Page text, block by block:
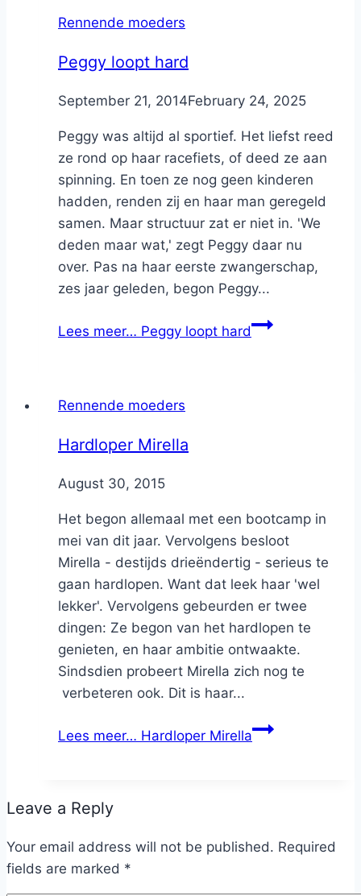
Rennende moeders
Peggy loopt hard
ByNicole
September 21, 2014February 24, 2025
Peggy was altijd al sportief. Het liefst reed
ze rond op haar racefiets, of deed ze aan
spinning. En toen ze nog geen kinderen
hadden, renden zij en haar man geregeld
samen. Maar structuur zat er niet in. 'We
deden maar wat,' zegt Peggy daar nu
over. Pas na haar eerste zwangerschap,
zes jaar geleden, begon Peggy...
Lees meer… Peggy loopt hard
Rennende moeders
Hardloper Mirella
ByNicole
August 30, 2015
Het begon allemaal met een bootcamp in
mei van dit jaar. Vervolgens besloot
Mirella - destijds drieëndertig - serieus te
gaan hardlopen. Want dat leek haar 'wel
lekker'. Vervolgens gebeurden er twee
dingen: Ze begon van het hardlopen te
genieten, en haar ambitie ontwaakte.
Sindsdien probeert Mirella zich nog te
verbeteren ook. Dit is haar...
Lees meer… Hardloper Mirella
Leave a Reply
Your email address will not be published. Required
fields are marked *